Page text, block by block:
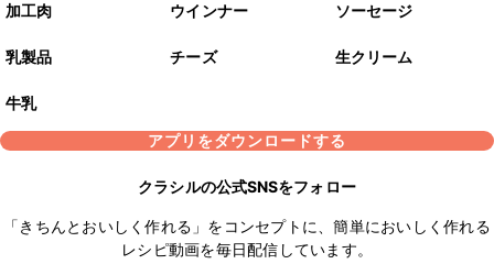
加工肉 ウインナー ソーセージ
乳製品 チーズ 生クリーム
牛乳
アプリをダウンロードする
クラシルの公式SNSをフォロー
「きちんとおいしく作れる」をコンセプトに、簡単においしく作れる
レシピ動画を毎日配信しています。